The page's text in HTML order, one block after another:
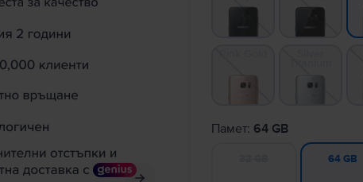
Памет: 64 GB
64 GB